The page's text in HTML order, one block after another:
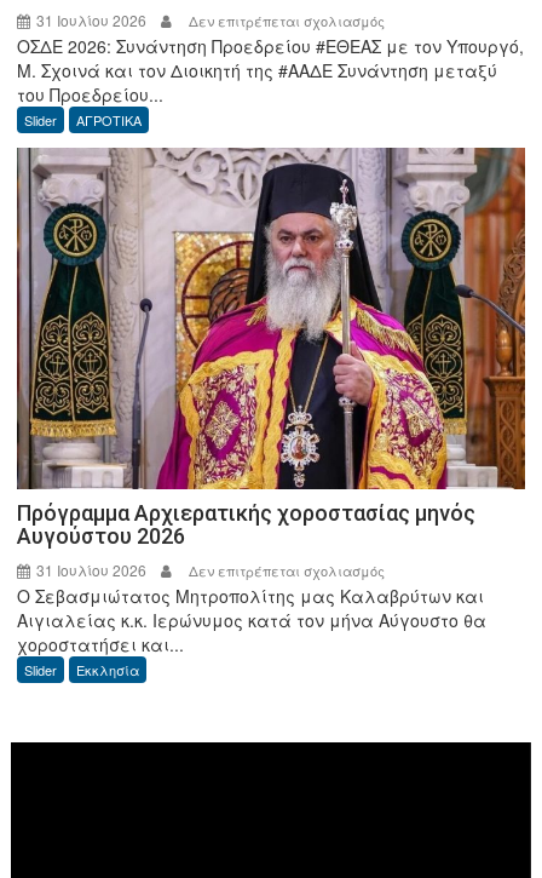
31 Ιουλίου 2026 Δεν επιτρέπεται σχολιασμός
ΟΣΔΕ
2026:
ΕΘΕΑΣ
με
τον
Υπουργό,
Μ.
Σχοινά
και
τον
Διοικητή
της
ΑΑΔΕ
ΟΣΔΕ 2026: Συνάντηση Προεδρείου #ΕΘΕΑΣ με τον Υπουργό,
Μ. Σχοινά και τον Διοικητή της #ΑΑΔΕ Συνάντηση μεταξύ
του Προεδρείου...
Slider ΑΓΡΟΤΙΚΑ
Πρόγραμμα Αρχιερατικής χοροστασίας μηνός
Αυγούστου 2026
31 Ιουλίου 2026 Δεν επιτρέπεται σχολιασμός
Πρόγραμμα
Αρχιερατικής
Ο Σεβασμιώτατος Μητροπολίτης μας Καλαβρύτων και
Αιγιαλείας κ.κ. Ιερώνυμος κατά τον μήνα Αύγουστο θα
χοροστατήσει και...
Slider Εκκλησία